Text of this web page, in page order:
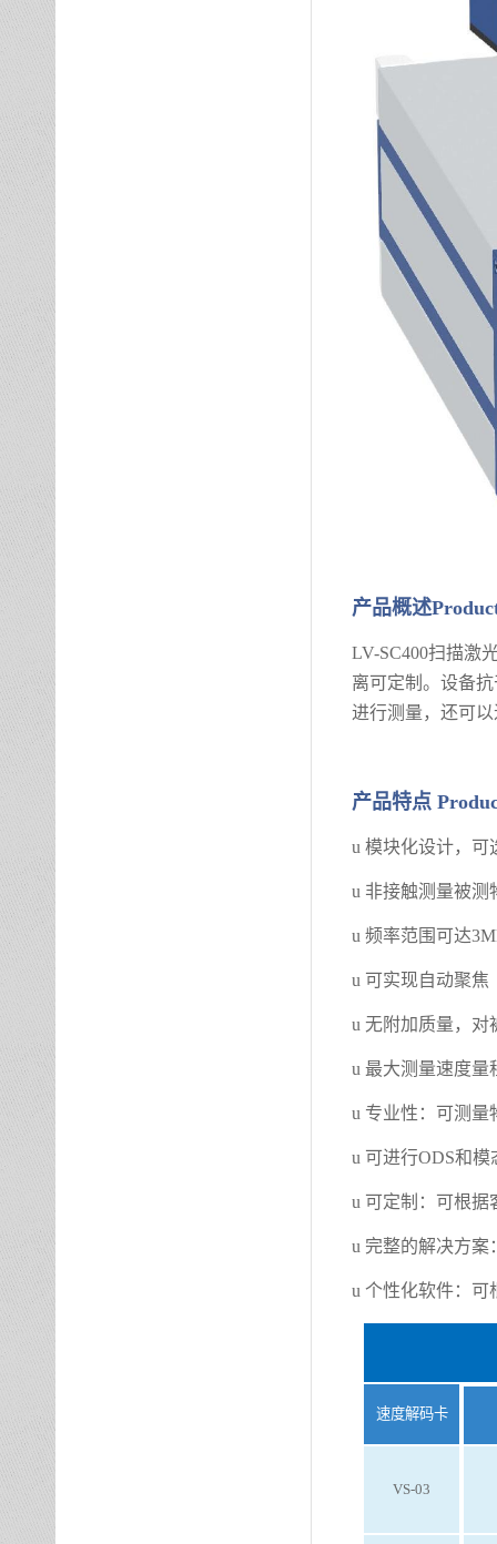
产品概述
LV-SC400扫描激
离可定制。设备
进行测量，还可
产品特点 P
u 模块化设计，可
u 非接触测量被测
u 频率范围可达
u 可实现自动聚焦
u 无附加质量，对
u 最大测量速度量
u 专业性：可测量
u 可进行ODS和模
u 可定制：可根据
u 完整的解决方案
u 个性化软件：可
速度解码卡
VS-03